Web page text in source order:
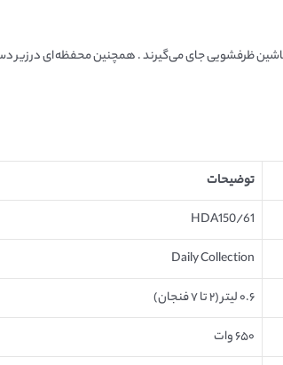
ظرفشویی جای می‌گیرند . همچنین محفظه‌ای در زیر
توضیحات
HDA150/61
Daily Collection
۰.۶ لیتر (۲ تا ۷ فنجان)
۶۵۰ وات